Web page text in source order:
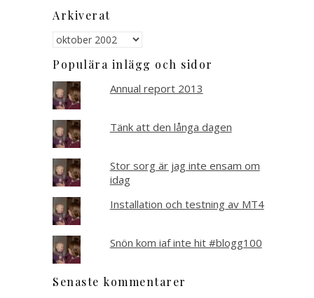
Arkiverat
Arkiverat
Populära inlägg och sidor
Annual report 2013
Tänk att den långa dagen
Stor sorg är jag inte ensam om
idag
Installation och testning av MT4
Snön kom iaf inte hit #blogg100
Senaste kommentarer